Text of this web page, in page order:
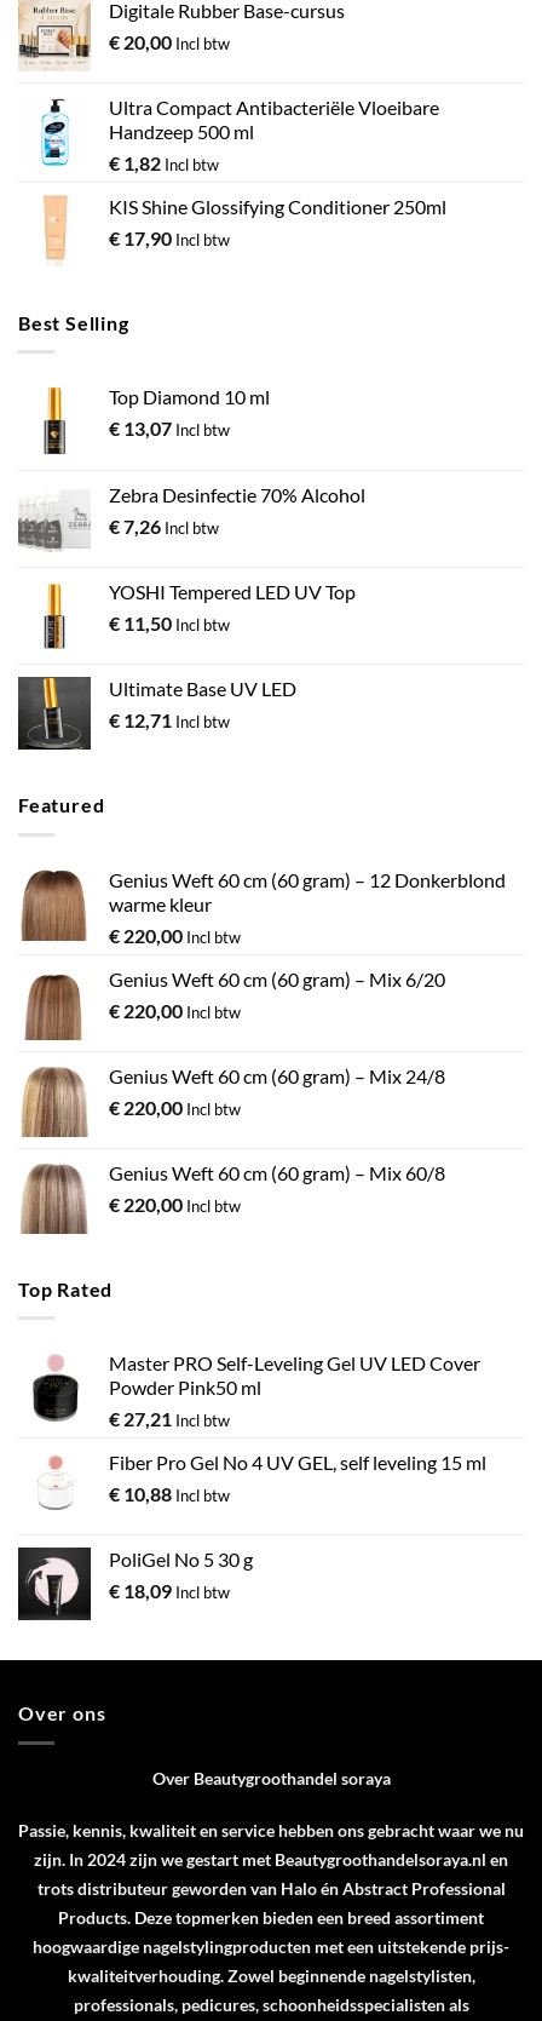
Digitale Rubber Base-cursus
€ 20,00 Incl btw
Ultra Compact Antibacteriële Vloeibare
Handzeep 500 ml
€ 1,82 Incl btw
KIS Shine Glossifying Conditioner 250ml
€ 17,90 Incl btw
Best Selling
Top Diamond 10 ml
€ 13,07 Incl btw
Zebra Desinfectie 70% Alcohol
€7,26 Incl btw
YOSHI Tempered LED UV Top
€ 11,50 Incl btw
Ultimate Base UV LED
€ 12,71 Incl btw
Featured
Genius Weft 60 cm (60 gram) – 12 Donkerblond
warme kleur
€ 220,00 Incl btw
Genius Weft 60 cm (60 gram) – Mix 6/20
€ 220,00 Incl btw
Genius Weft 60 cm (60 gram) – Mix 24/8
€ 220,00 Incl btw
Genius Weft 60 cm (60 gram) – Mix 60/8
€ 220,00 Incl btw
Top Rated
Master PRO Self-Leveling Gel UV LED Cover
Powder Pink50 ml
€ 27,21 Incl btw
Fiber Pro Gel No 4 UV GEL, self leveling 15 ml
€ 10,88 Incl btw
PoliGel No 5 30 g
€ 18,09 Incl btw
Over ons
Over Beautygroothandel soraya
Passie, kennis, kwaliteit en service hebben ons gebracht waar we nu
zijn. In 2024 zijn we gestart met Beautygroothandelsoraya.nl en
trots distributeur geworden van HaloénAbstract Professional
Products. Deze topmerken bieden een breed assortiment
hoogwaardige nagelstylingproducten met een uitstekende prijs-
kwaliteitverhouding. Zowel beginnende nagelstylisten,
professionals, pedicures, schoonheidsspecialisten als